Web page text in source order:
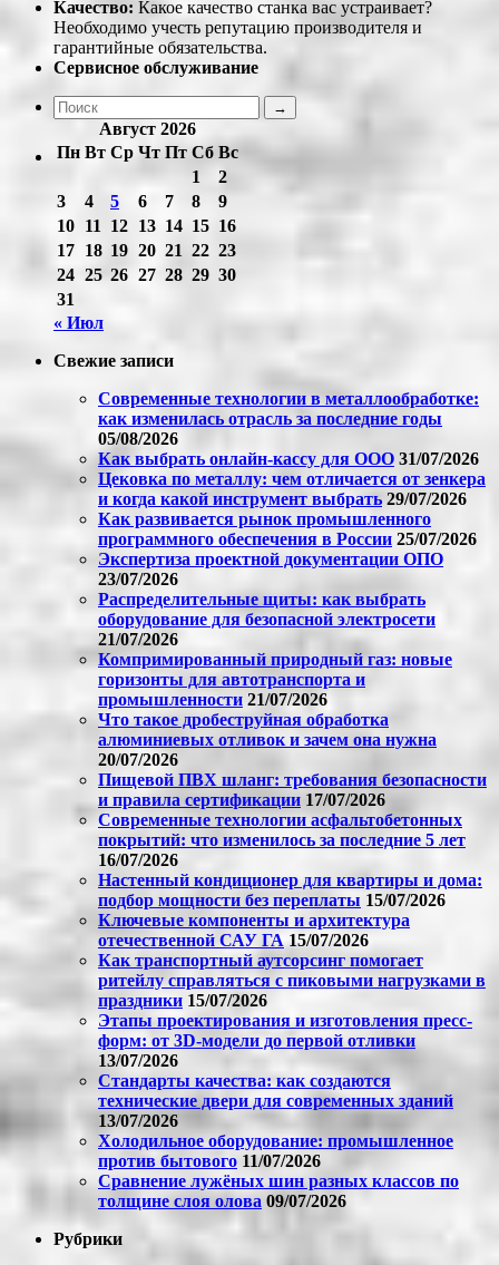
Качество: Какое качество станка вас устраивает?
Необходимо учесть репутацию производителя и
гарантийные обязательства.
Сервисное обслуживание
Август 2026
Пн Вт Ср Чт Пт Сб Вс
1
2
3
4 5 6 7 8
9
10 11 12 13 14 15 16
17 18 19 20 21 22 23
24 25 26 27 28 29 30
31
« Июл
Свежие записи
Современные технологии в металлообработке:
как изменилась отрасль за последние годы
05/08/2026
Как выбрать онлайн-кассу для ООО 31/07/2026
Цековка по металлу: чем отличается от зенкера
и когда какой инструмент выбрать 29/07/2026
Как развивается рынок промышленного
программного обеспечения в России 25/07/2026
Экспертиза проектной документации ОПО
23/07/2026
Распределительные щиты: как выбрать
оборудование для безопасной электросети
21/07/2026
Компримированный природный газ: новые
горизонты для автотранспорта и
промышленности 21/07/2026
Что такое дробеструйная обработка
алюминиевых отливок и зачем она нужна
20/07/2026
Пищевой ПВХ шланг: требования безопасности
и правила сертификации 17/07/2026
Современные технологии асфальтобетонных
покрытий: что изменилось за последние 5 лет
16/07/2026
Настенный кондиционер для квартиры и дома:
подбор мощности без переплаты 15/07/2026
Ключевые компоненты и архитектура
отечественной САУ ГА 15/07/2026
Как транспортный аутсорсинг помогает
ритейлу справляться с пиковыми нагрузками в
праздники 15/07/2026
Этапы проектирования и изготовления пресс-
форм: от 3D-модели до первой отливки
13/07/2026
Стандарты качества: как создаются
технические двери для современных зданий
13/07/2026
Холодильное оборудование: промышленное
против бытового 11/07/2026
Сравнение лужёных шин разных классов по
толщине слоя олова 09/07/2026
Рубрики